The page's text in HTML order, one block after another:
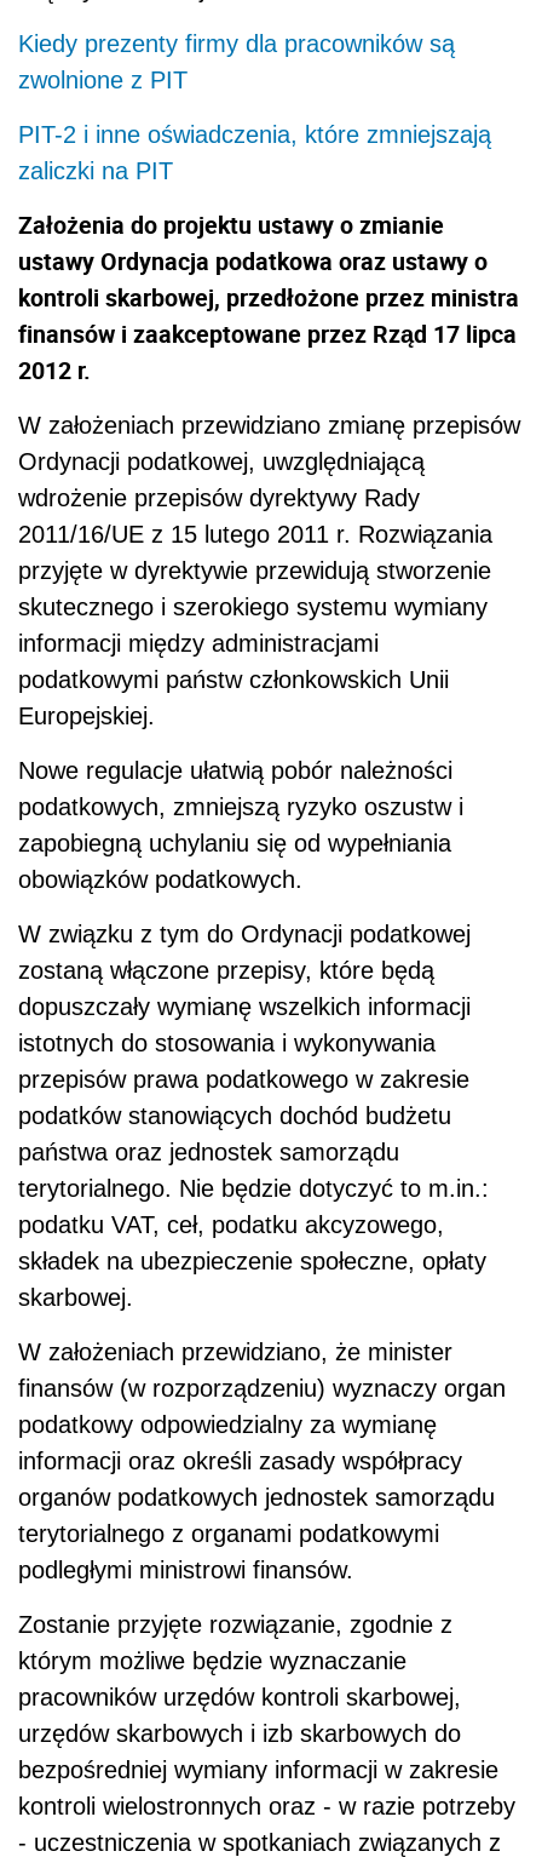
Kiedy prezenty firmy dla pracowników są
zwolnione z PIT
PIT-2 i inne oświadczenia, które zmniejszają
zaliczki na PIT
Założenia do projektu ustawy o zmianie
ustawy Ordynacja podatkowa oraz ustawy o
kontroli skarbowej, przedłożone przez ministra
finansów i zaakceptowane przez Rząd 17 lipca
2012 r.
W założeniach przewidziano zmianę przepisów
Ordynacji podatkowej, uwzględniającą
wdrożenie przepisów dyrektywy Rady
2011/16/UE z 15 lutego 2011 r. Rozwiązania
przyjęte w dyrektywie przewidują stworzenie
skutecznego i szerokiego systemu wymiany
informacji między administracjami
podatkowymi państw członkowskich Unii
Europejskiej.
Nowe regulacje ułatwią pobór należności
podatkowych, zmniejszą ryzyko oszustw i
zapobiegną uchylaniu się od wypełniania
obowiązków podatkowych.
W związku z tym do Ordynacji podatkowej
zostaną włączone przepisy, które będą
dopuszczały wymianę wszelkich informacji
istotnych do stosowania i wykonywania
przepisów prawa podatkowego w zakresie
podatków stanowiących dochód budżetu
państwa oraz jednostek samorządu
terytorialnego. Nie będzie dotyczyć to m.in.:
podatku VAT, ceł, podatku akcyzowego,
składek na ubezpieczenie społeczne, opłaty
skarbowej.
W założeniach przewidziano, że minister
finansów (w rozporządzeniu) wyznaczy organ
podatkowy odpowiedzialny za wymianę
informacji oraz określi zasady współpracy
organów podatkowych jednostek samorządu
terytorialnego z organami podatkowymi
podległymi ministrowi finansów.
Zostanie przyjęte rozwiązanie, zgodnie z
którym możliwe będzie wyznaczanie
pracowników urzędów kontroli skarbowej,
urzędów skarbowych i izb skarbowych do
bezpośredniej wymiany informacji w zakresie
kontroli wielostronnych oraz - w razie potrzeby
- uczestniczenia w spotkaniach związanych z